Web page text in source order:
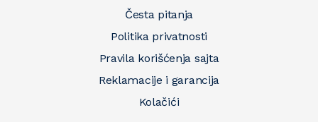
Česta pitanja
Politika privatnosti
Pravila korišćenja sajta
Reklamacije i garancija
Kolačići